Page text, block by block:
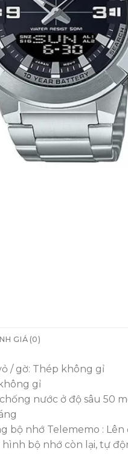
GIÁ (0)
/ gờ: Thép không gỉ
gỉ
nước ở độ sâu 50
bộ nhớ Telememo : Lên
hình bộ nhớ còn lại, tự